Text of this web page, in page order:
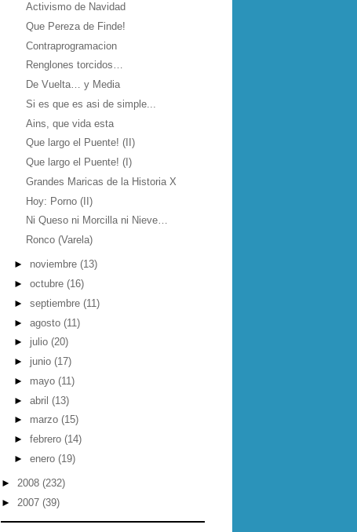
Activismo de Navidad
Que Pereza de Finde!
Contraprogramacion
Renglones torcidos…
De Vuelta… y Media
Si es que es asi de simple...
Ains, que vida esta
Que largo el Puente! (II)
Que largo el Puente! (I)
Grandes Maricas de la Historia X
Hoy: Porno (II)
Ni Queso ni Morcilla ni Nieve…
Ronco (Varela)
► noviembre (13)
► octubre (16)
► septiembre (11)
► agosto (11)
► julio (20)
► junio (17)
► mayo (11)
► abril (13)
► marzo (15)
► febrero (14)
► enero (19)
► 2008 (232)
► 2007 (39)